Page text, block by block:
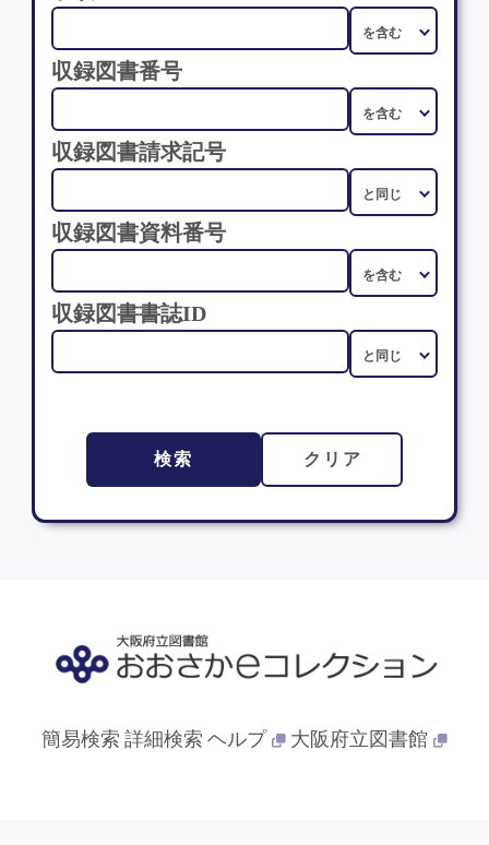
収録図書番号
収録図書請求記号
収録図書資料番号
収録図書書誌ID
検索 クリア
簡易検索 詳細検索 ヘルプ 大阪府立図書館